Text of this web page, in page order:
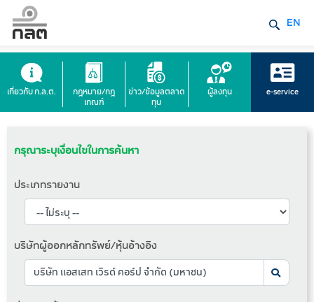
EN
เกี่ยวกับ ก.ล.ต.
กฎหมาย/กฎ
เกณฑ์
ข่าว/ข้อมูลตลาด
ทุน
ผู้ลงทุน e-service
กรุณาระบุเงื่อนไขในการค้นหา
ประเภทรายงาน
บริษัทผู้ออกหลักทรัพย์/หุ้นอ้างอิง